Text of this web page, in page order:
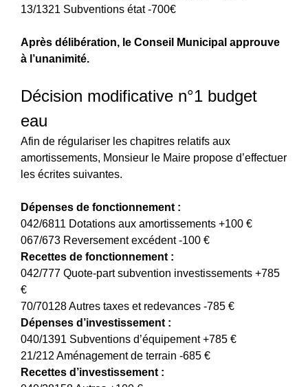
13/1321 Subventions état -700€
Après délibération, le Conseil Municipal approuve
à l’unanimité.
Décision modificative n°1 budget
eau
Afin de régulariser les chapitres relatifs aux
amortissements, Monsieur le Maire propose d’effectuer
les écrites suivantes.
Dépenses de fonctionnement :
042/6811 Dotations aux amortissements +100 €
067/673 Reversement excédent -100 €
Recettes de fonctionnement :
042/777 Quote-part subvention investissements +785
€
70/70128 Autres taxes et redevances -785 €
Dépenses d’investissement :
040/1391 Subventions d’équipement +785 €
21/212 Aménagement de terrain -685 €
Recettes d’investissement :